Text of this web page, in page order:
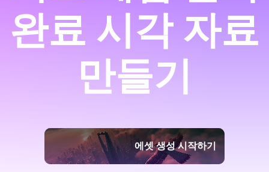
완료 시각 자료
만들기
에셋 생성 시작하기